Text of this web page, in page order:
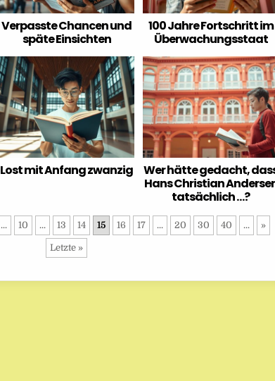
Verpasste Chancen und
späte Einsichten
100 Jahre Fortschritt im
Überwachungsstaat
Lost mit Anfang zwanzig
Wer hätte gedacht,
Hans Christian
tatsächlich …?
... 10 ... 13 14 15 16 17 ... 20 30 40 ... »
Letzte »